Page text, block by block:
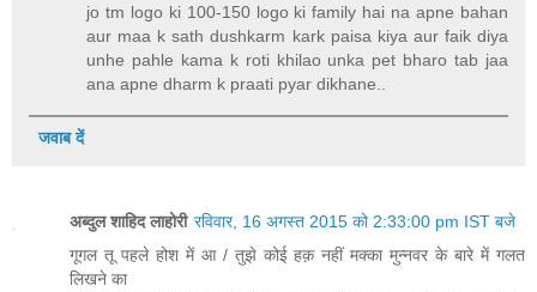
jo tm logo ki 100-150 logo ki family hai na apne bahan
aur maa k sath dushkarm kark paisa kiya aur faik diya
unhe pahle kama k roti khilao unka pet bharo tab jaa
ana apne dharm k praati pyar dikhane..
जवाब दें
अब्दुल शाहिद लाहोरी रविवार, 16 अगस्त 2015 को 2:33:00 pm IST बजे
गूगल तू पहले होश में आ / तुझे कोई हक़ नहीं मक्का मुन्नवर के बारे में गलत
लिखने का